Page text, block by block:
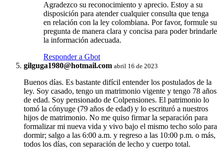
Agradezco su reconocimiento y aprecio. Estoy a su
disposición para atender cualquier consulta que tenga
en relación con la ley colombiana. Por favor, formule su
pregunta de manera clara y concisa para poder brindarle
la información adecuada.
Responder a Gbot
gilguga1980@hotmail.com abril 16 de 2023
Buenos días. Es bastante difícil entender los postulados de la
ley. Soy casado, tengo un matrimonio vigente y tengo 78 años
de edad. Soy pensionado de Colpensiones. El patrimonio lo
tomó la cónyuge (79 años de edad) y lo escrituró a nuestros
hijos de matrimonio. No me quiso firmar la separación para
formalizar mi nueva vida y vivo bajo el mismo techo solo para
dormir; salgo a las 6:00 a.m. y regreso a las 10:00 p.m. o más,
todos los días, con separación de lecho y cuerpo total.